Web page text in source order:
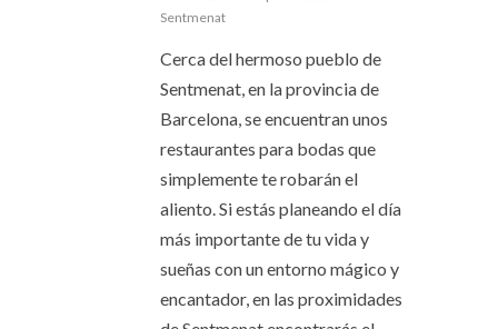
Sentmenat
Cerca del hermoso pueblo de
Sentmenat, en la provincia de
Barcelona, se encuentran unos
restaurantes para bodas que
simplemente te robarán el
aliento. Si estás planeando el día
más importante de tu vida y
sueñas con un entorno mágico y
encantador, en las proximidades